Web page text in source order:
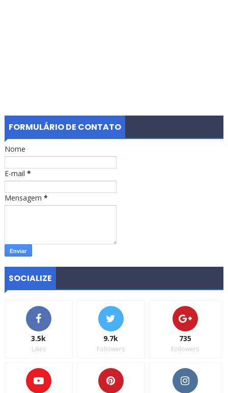
FORMULÁRIO DE CONTATO
Nome
E-mail *
Mensagem *
SOCIALIZE
3.5k
Likes
9.7k
Followers
735
Followers